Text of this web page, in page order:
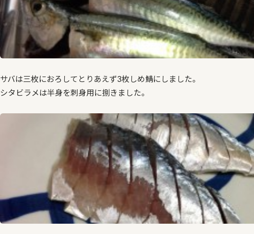
サバは三枚におろしてとりあえず3枚しめ鯖にしました。
シタビラメは半身を刺身用に捌きました。